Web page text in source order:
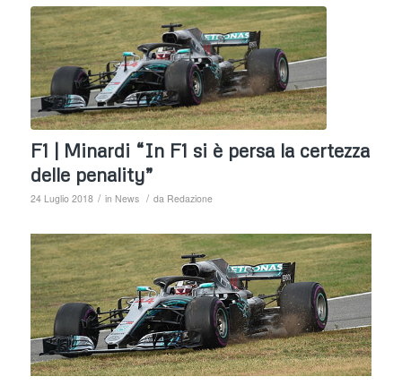
F1 | Minardi “In F1 si è persa la certezza
delle penality”
24 Luglio 2018 / in News / da Redazione